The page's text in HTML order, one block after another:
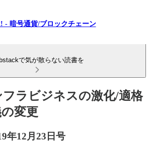
- 暗号通貨/ブロックチェーン
で気が散らない読書を
フラビジネスの激化/適格
変更
年12月23日号